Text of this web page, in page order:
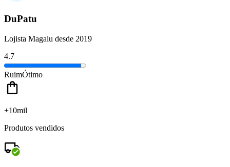
DuPatu
Lojista Magalu desde 2019
4.7
RuimÓtimo
+10mil
Produtos vendidos